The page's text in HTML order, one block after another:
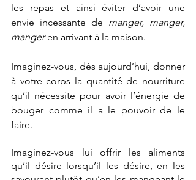
les repas et ainsi éviter d’avoir une
envie incessante de manger, manger,
manger en arrivant à la maison.
Imaginez-vous, dès aujourd’hui, donner
à votre corps la quantité de nourriture
qu’il nécessite pour avoir l’énergie de
bouger comme il a le pouvoir de le
faire.
Imaginez-vous lui offrir les aliments
qu’il désire lorsqu’il les désire, en les